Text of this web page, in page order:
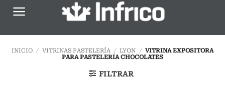
Saltar
INICIO / VITRINAS PASTELERÍA / LYON / VITRINA EXPOSITORA
PARA PASTELERÍA CHOCOLATES
FILTRAR